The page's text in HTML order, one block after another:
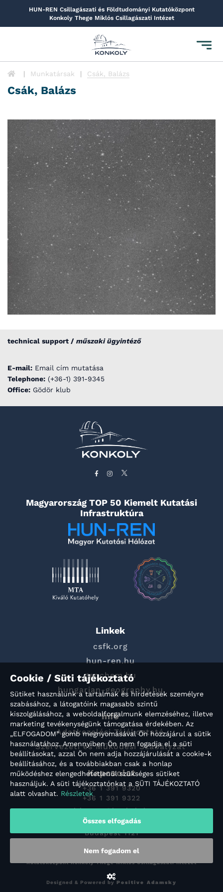
HUN-REN Csillagászati és Földtudományi Kutatóközpont
Konkoly Thege Miklós Csillagászati Intézet
Toggle
Munkatársak Csák, Balázs
Csák, Balázs
technical support / műszaki ügyintéző
E-mail: Email cím mutatása
Telephone: (+36-1) 391-9345
Office: Gödör klub
Magyarország TOP 50 Kiemelt Kutatási
Infrastruktúra
Linkek
csfk.org
hun-ren.hu
geochem.hu
hungarian-geography.hu
Info
Adatkezelési Tájékoztató
Szervezeti és Működési Szabályzat
Kapcsolat
+36 1 391 9320
+36 1 391 9322
titkarsag@konkoly.hu
Konkoly-Thege Miklós út 15-17.
Budapest 1121
Copyright © 2022 HUN-REN Csillagászati és Földtudományi
Kutatóközpont Konkoly Thege Miklós Csillagászati Intézet
Designed & Powered by Positive Adamsky
Cookie / Süti tájékoztató
Sütiket használunk a tartalmak és hirdetések személyre
szabásához, a látogatóink magasabb szintű
kiszolgálásához, a weboldalforgalmunk elemzéséhez, illetve
marketing tevékenységünk támogatása érdekében. Az
„ELFOGADOM” gomb megnyomásával Ön hozzájárul a sütik
használatához. Amennyiben Ön nem fogadja el a süti
beállításokat, azzal Ön nem adja hozzájárulását a cookie-k
beállításához, és a továbbiakban csak a honlap
működéshez elengedhetetlenül szükséges sütiket
használjuk. A süti tájékoztatónkat a SÜTI TÁJÉKOZTATÓ
alatt olvashat. Részletek
Összes elfogadás
Nem fogadom el